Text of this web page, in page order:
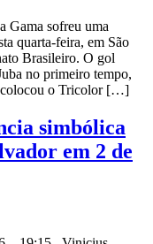
Gama sofreu uma
quarta-feira, em São
Brasileiro. O gol
no primeiro tempo,
colocou o Tricolor […]
simbólica
em 2 de